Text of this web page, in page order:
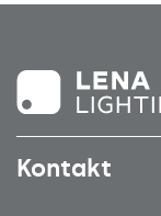
Kontakt